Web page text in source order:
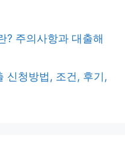
? 주의사항과 대출해
신청방법, 조건, 후기,